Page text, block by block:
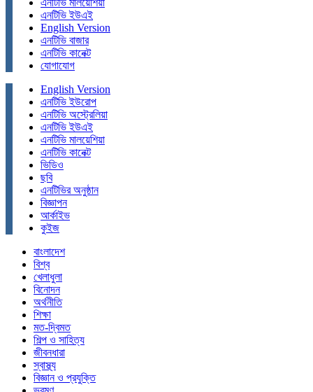
এনটিভি ইউএই
English Version
এনটিভি বাজার
এনটিভি কানেক্ট
যোগাযোগ
English Version
এনটিভি ইউরোপ
এনটিভি অস্ট্রেলিয়া
এনটিভি ইউএই
এনটিভি মালয়েশিয়া
এনটিভি কানেক্ট
ভিডিও
ছবি
এনটিভির অনুষ্ঠান
বিজ্ঞাপন
আর্কাইভ
কুইজ
বাংলাদেশ
বিশ্ব
খেলাধুলা
বিনোদন
অর্থনীতি
শিক্ষা
মত-দ্বিমত
শিল্প ও সাহিত্য
জীবনধারা
স্বাস্থ্য
বিজ্ঞান ও প্রযুক্তি